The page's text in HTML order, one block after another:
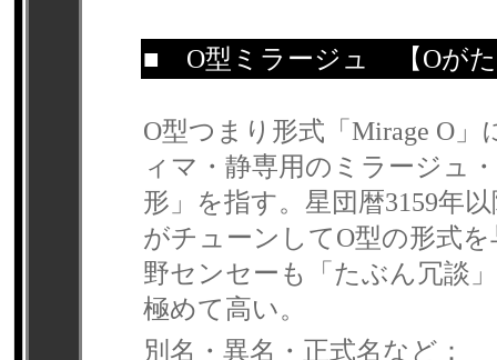
■ O型ミラージュ 【Oが
O型つまり形式「Mirage O
ィマ・静専用のミラージュ
形」を指す。星団暦3159年
がチューンしてO型の形式
野センセーも「たぶん冗談
極めて高い。
別名・異名・正式名など：